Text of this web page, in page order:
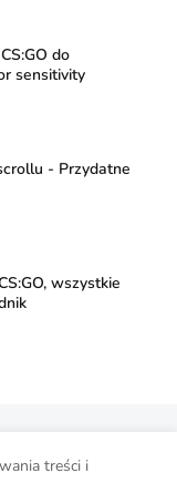
do
sensitivity
- Przydatne
wszystkie
Strona główna
treści i